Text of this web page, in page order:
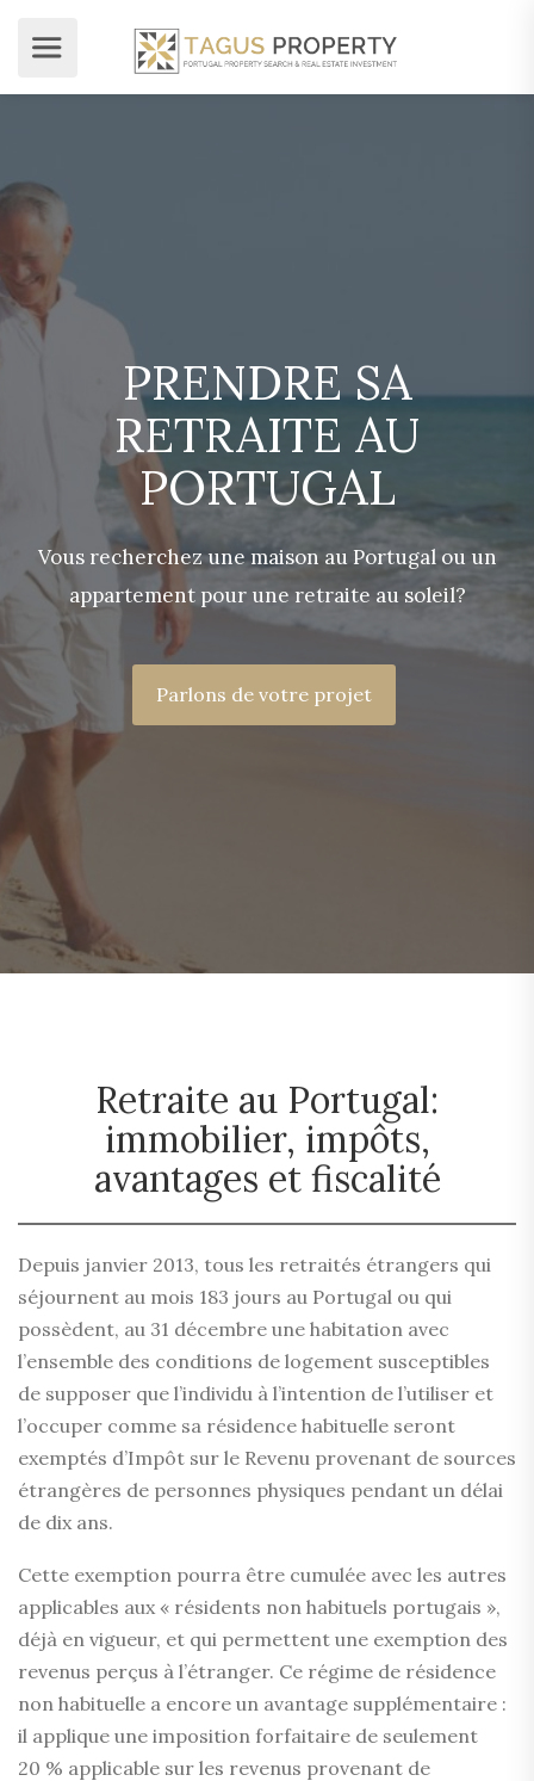
PRENDRE SA
RETRAITE AU
PORTUGAL
Vous recherchez une maison au Portugal ou un
appartement pour une retraite au soleil?
Parlons de votre projet
Retraite au Portugal:
immobilier, impôts,
avantages et fiscalité
Depuis janvier 2013, tous les retraités étrangers qui
séjournent au mois 183 jours au Portugal ou qui
possèdent, au 31 décembre une habitation avec
l’ensemble des conditions de logement susceptibles
de supposer que l’individu à l’intention de l’utiliser et
l’occuper comme sa résidence habituelle seront
exemptés d’Impôt sur le Revenu provenant de sources
étrangères de personnes physiques pendant un délai
de dix ans.
Cette exemption pourra être cumulée avec les autres
applicables aux « résidents non habituels portugais »,
déjà en vigueur, et qui permettent une exemption des
revenus perçus à l’étranger. Ce régime de résidence
non habituelle a encore un avantage supplémentaire :
il applique une imposition forfaitaire de seulement
20 % applicable sur les revenus provenant de